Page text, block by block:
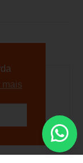
mais